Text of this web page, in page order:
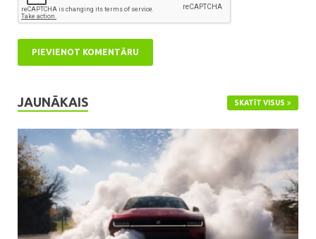
JAUNĀKAIS SKATĪT VISUS